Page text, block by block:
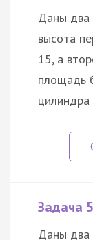
Даны два
высота
15, а
площадь
Задача 5
Даны два